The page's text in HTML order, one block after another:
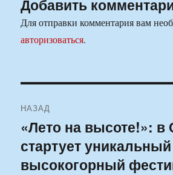
Добавить
Для отправки комментария вам
авторизоваться.
по
записям
НАЗАД
Предыдущая
запись:
«Лето на высоте!»: в
стартует уникальный
высокогорный